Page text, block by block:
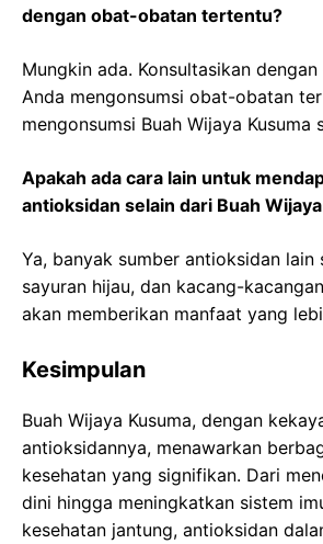
dengan obat-obatan tertentu?
Mungkin ada. Konsultasikan
Anda mengonsumsi obat-obatan
mengonsumsi Buah Wijaya Kusuma
Apakah ada cara lain untuk
antioksidan selain dari Buah
Ya, banyak sumber antioksidan
sayuran hijau, dan kacang-
akan memberikan manfaat yang
Kesimpulan
Buah Wijaya Kusuma, dengan
antioksidannya, menawarkan
kesehatan yang signifikan. Dari
dini hingga meningkatkan sistem
kesehatan jantung, antioksidan